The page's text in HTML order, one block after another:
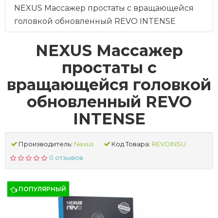
NEXUS Массажер простаты с вращающейся
головкой обновленный REVO INTENSE
NEXUS Массажер
простаты с
вращающейся головкой
обновленный REVO
INTENSE
Производитель: Nexus Код Товара: REVOINSU
0 отзывов
ПОПУЛЯРНЫЙ